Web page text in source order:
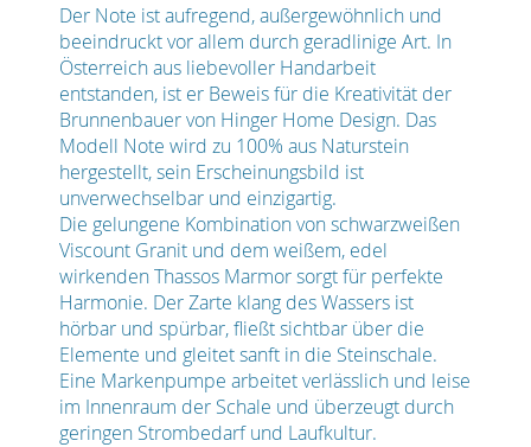
Der Note ist aufregend, außergewöhnlich und
beeindruckt vor allem durch geradlinige Art. In
Österreich aus liebevoller Handarbeit
entstanden, ist er Beweis für die Kreativität der
Brunnenbauer von Hinger Home Design. Das
Modell Note wird zu 100% aus Naturstein
hergestellt, sein Erscheinungsbild ist
unverwechselbar und einzigartig.
Die gelungene Kombination von schwarzweißen
Viscount Granit und dem weißem, edel
wirkenden Thassos Marmor sorgt für perfekte
Harmonie. Der Zarte klang des Wassers ist
hörbar und spürbar, fließt sichtbar über die
Elemente und gleitet sanft in die Steinschale.
Eine Markenpumpe arbeitet verlässlich und leise
im Innenraum der Schale und überzeugt durch
geringen Strombedarf und Laufkultur.